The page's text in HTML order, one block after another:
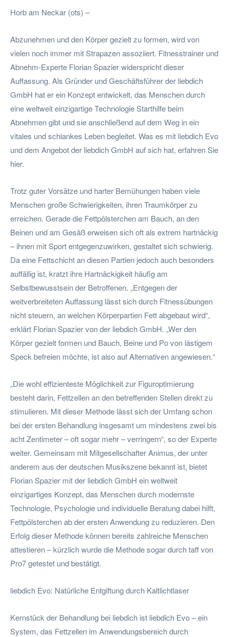
Horb am Neckar (ots) –
Abzunehmen und den Körper gezielt zu formen, wird von
vielen noch immer mit Strapazen assoziiert. Fitnesstrainer und
Abnehm-Experte Florian Spazier widerspricht dieser
Auffassung. Als Gründer und Geschäftsführer der liebdich
GmbH hat er ein Konzept entwickelt, das Menschen durch
eine weltweit einzigartige Technologie Starthilfe beim
Abnehmen gibt und sie anschließend auf dem Weg in ein
vitales und schlankes Leben begleitet. Was es mit liebdich Evo
und dem Angebot der liebdich GmbH auf sich hat, erfahren Sie
hier.
Trotz guter Vorsätze und harter Bemühungen haben viele
Menschen große Schwierigkeiten, ihren Traumkörper zu
erreichen. Gerade die Fettpölsterchen am Bauch, an den
Beinen und am Gesäß erweisen sich oft als extrem hartnäckig
– ihnen mit Sport entgegenzuwirken, gestaltet sich schwierig.
Da eine Fettschicht an diesen Partien jedoch auch besonders
auffällig ist, kratzt ihre Hartnäckigkeit häufig am
Selbstbewusstsein der Betroffenen. „Entgegen der
weitverbreiteten Auffassung lässt sich durch Fitnessübungen
nicht steuern, an welchen Körperpartien Fett abgebaut wird“,
erklärt Florian Spazier von der liebdich GmbH. „Wer den
Körper gezielt formen und Bauch, Beine und Po von lästigem
Speck befreien möchte, ist also auf Alternativen angewiesen.“
„Die wohl effizienteste Möglichkeit zur Figuroptimierung
besteht darin, Fettzellen an den betreffenden Stellen direkt zu
stimulieren. Mit dieser Methode lässt sich der Umfang schon
bei der ersten Behandlung insgesamt um mindestens zwei bis
acht Zentimeter – oft sogar mehr – verringern“, so der Experte
weiter. Gemeinsam mit Mitgesellschafter Animus, der unter
anderem aus der deutschen Musikszene bekannt ist, bietet
Florian Spazier mit der liebdich GmbH ein weltweit
einzigartiges Konzept, das Menschen durch modernste
Technologie, Psychologie und individuelle Beratung dabei hilft,
Fettpölsterchen ab der ersten Anwendung zu reduzieren. Den
Erfolg dieser Methode können bereits zahlreiche Menschen
attestieren – kürzlich wurde die Methode sogar durch taff von
Pro7 getestet und bestätigt.
liebdich Evo: Natürliche Entgiftung durch Kaltlichtlaser
Kernstück der Behandlung bei liebdich ist liebdich Evo – ein
System, das Fettzellen im Anwendungsbereich durch